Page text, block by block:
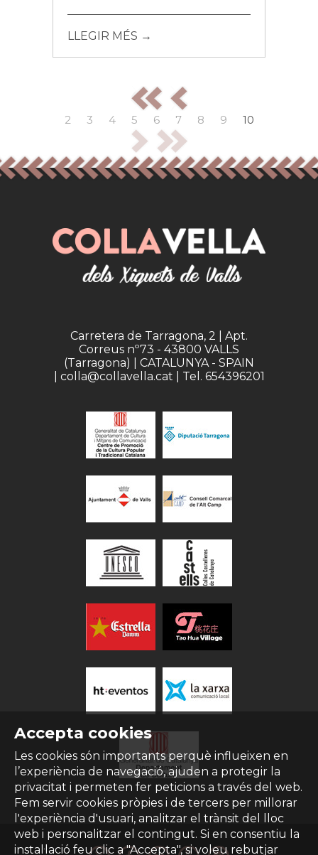
LLEGIR MÉS →
2 3 4 5 6 7 8 9 10
Accepta cookies
Les cookies són importants perquè influeixen en
l’experiència de navegació, ajuden a protegir la
privacitat i permeten fer peticions a través del web.
Fem servir cookies pròpies i de tercers per millorar
l'experiència d'usuari, analitzar el trànsit del lloc
web i personalitzar el contingut. Si en consentiu la
instal·lació feu clic a "Accepta", si voleu rebutjar
Carretera de Tarragona, 2 | Apt.
Correus nº73 - 43800 VALLS
(Tarragona) | CATALUNYA - SPAIN
| colla@collavella.cat | Tel. 654396201